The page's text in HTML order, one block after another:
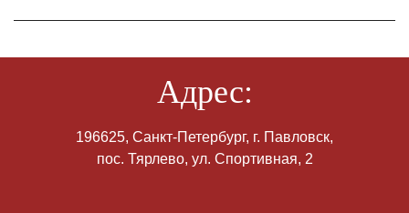
Адрес:
196625, Санкт-Петербург, г. Павловск,
пос. Тярлево, ул. Спортивная, 2